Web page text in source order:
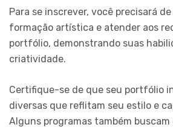
Para se inscrever, você precisará
formação artística e atender aos
portfólio, demonstrando suas
criatividade.
Certifique-se de que seu portfólio
diversas que reflitam seu estilo e
Alguns programas também